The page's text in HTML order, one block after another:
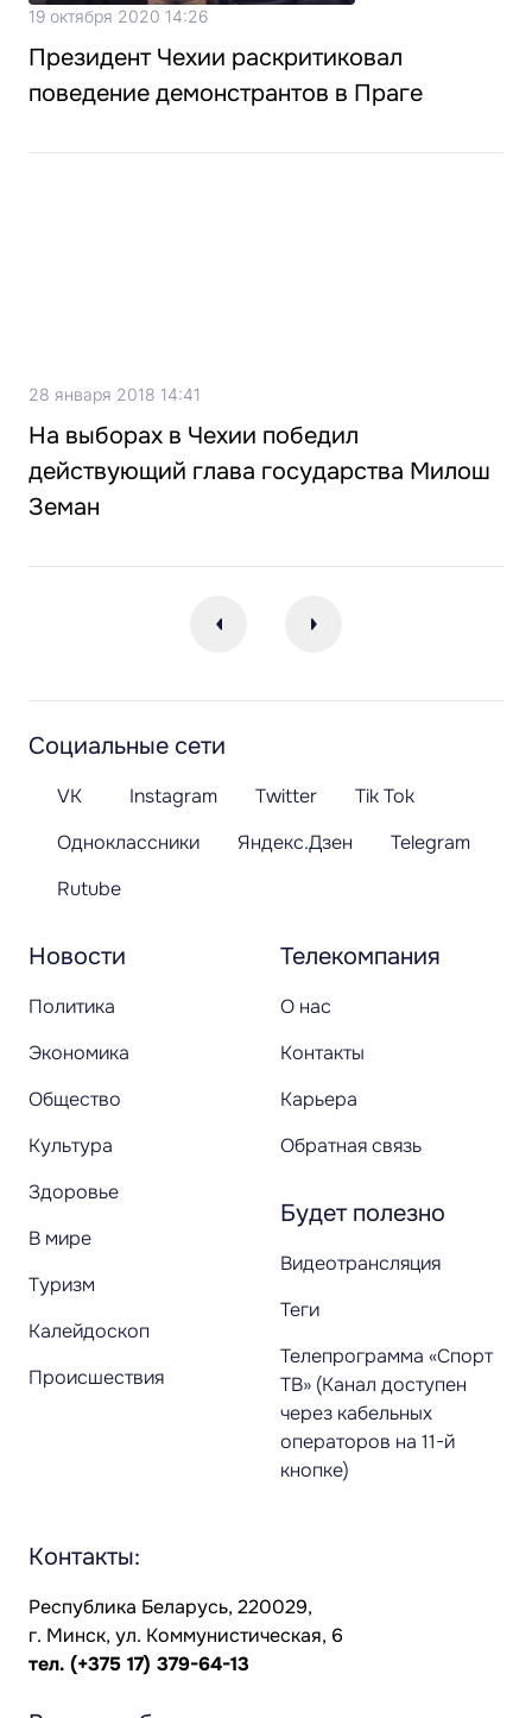
19 октября 2020 14:26
Президент Чехии раскритиковал
поведение демонстрантов в Праге
28 января 2018 14:41
На выборах в Чехии победил
действующий глава государства Милош
Земан
Новости
Политика
Экономика
Общество
Культура
Здоровье
В мире
Туризм
Калейдоскоп
Происшествия
Телекомпания
О нас
Контакты
Карьера
Обратная связь
Будет полезно
Видеотрансляция
Теги
Телепрограмма «Спорт
ТВ» (Канал доступен
через кабельных
операторов на 11-й
кнопке)
Социальные сети
VK Instagram Twitter
Tik Tok
Одноклассники
Яндекс.Дзен
Telegram
Rutube
Контакты:
Республика Беларусь, 220029,
г. Минск, ул. Коммунистическая, 6
тел. (+375 17) 379-64-13